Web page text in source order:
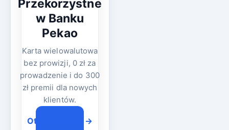
Przekorzystne
w Banku
Pekao
Karta wielowalutowa
bez prowizji, 0 zł za
prowadzenie i do 300
zł premii dla nowych
klientów.
Otwórz konto →